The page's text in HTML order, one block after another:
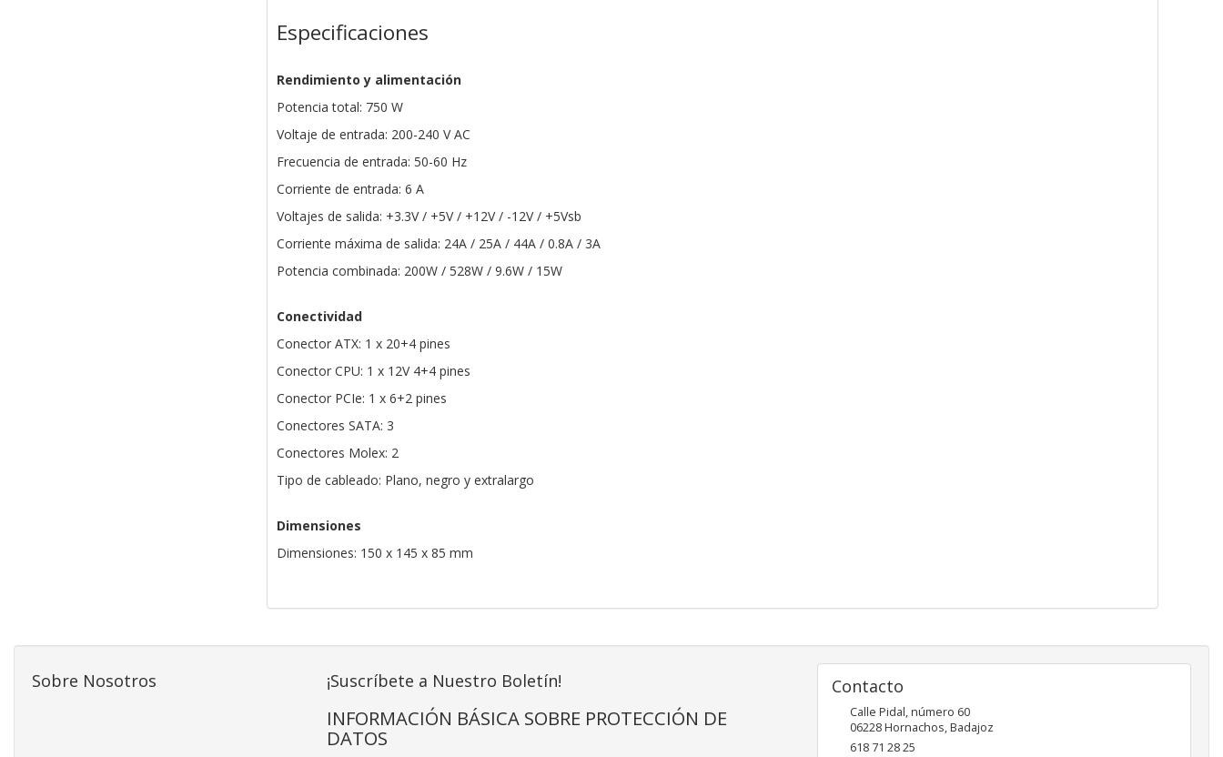
Especificaciones
Rendimiento y alimentación
Potencia total: 750 W
Voltaje de entrada: 200-240 V AC
Frecuencia de entrada: 50-60 Hz
Corriente de entrada: 6 A
Voltajes de salida: +3.3V / +5V / +12V / -12V / +5Vsb
Corriente máxima de salida: 24A / 25A / 44A / 0.8A / 3A
Potencia combinada: 200W / 528W / 9.6W / 15W
Conectividad
Conector ATX: 1 x 20+4 pines
Conector CPU: 1 x 12V 4+4 pines
Conector PCIe: 1 x 6+2 pines
Conectores SATA: 3
Conectores Molex: 2
Tipo de cableado: Plano, negro y extralargo
Dimensiones
Dimensiones: 150 x 145 x 85 mm
Sobre Nosotros ¡Suscríbete a Nuestro Boletín!
INFORMACIÓN BÁSICA SOBRE PROTECCIÓN DE
DATOS
Contacto
Calle Pidal, número 60
06228Hornachos,Badajoz
618 71 28 25